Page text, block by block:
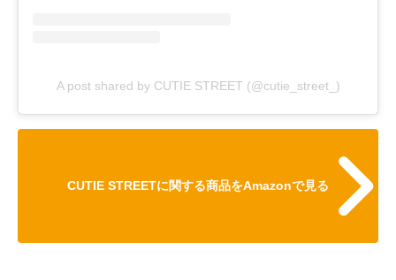
A post shared by CUTIE STREET (@cutie_street_)
CUTIE STREETに関する商品をAmazonで見る